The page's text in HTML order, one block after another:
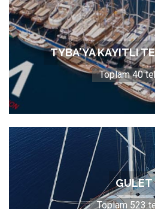
TYBA'YA KAYITLI
Toplam 40
GULET
Toplam 523